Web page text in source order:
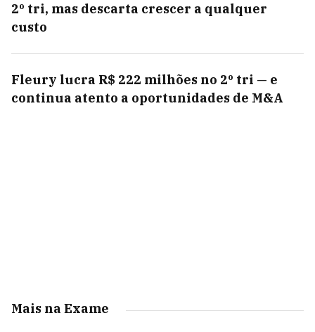
2º tri, mas descarta crescer a qualquer
custo
Fleury lucra R$ 222 milhões no 2º tri — e
continua atento a oportunidades de M&A
Mais na Exame